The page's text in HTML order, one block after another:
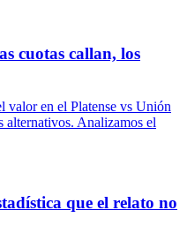
cuotas callan, los
valor en el Platense vs Unión
alternativos. Analizamos el
que el relato no